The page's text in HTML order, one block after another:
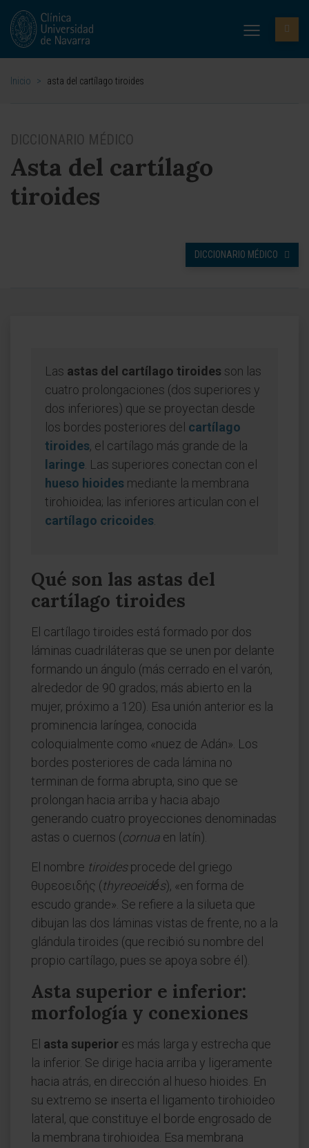
Inicio > asta del cartílago tiroides
DICCIONARIO MÉDICO
Asta del cartílago
tiroides
DICCIONARIO MÉDICO
Las astas del cartílago tiroides son las
cuatro prolongaciones (dos superiores y
dos inferiores) que se proyectan desde
los bordes posteriores del cartílago
tiroides, el cartílago más grande de la
laringe . Las superiores conectan con el
hueso hioides mediante la membrana
tirohioidea; las inferiores articulan con el
cartílago cricoides
Qué son las astas del
cartílago tiroides
El cartílago tiroides está formado por dos
láminas cuadriláteras que se unen por delante
formando un ángulo (más cerrado en el varón,
alrededor de 90 grados; más abierto en la
mujer, próximo a 120). Esa unión anterior es la
prominencia laríngea, conocida
coloquialmente como «nuez de Adán». Los
bordes posteriores de cada lámina no
terminan de forma abrupta, sino que se
prolongan hacia arriba y hacia abajo
generando cuatro proyecciones denominadas
astas o cuernos (cornua en latín).
El nombre tiroidesprocede del griego
θυρεοειδής (thyreoeidḗs), «en forma de
escudo grande». Se refiere a la silueta que
dibujan las dos láminas vistas de frente, no a la
glándula tiroides (que recibió su nombre del
propio cartílago, pues se apoya sobre él).
Asta superior e inferior:
morfología y conexiones
El asta superior es más larga y estrecha que
la inferior. Se dirige hacia arriba y ligeramente
hacia atrás, en dirección al hueso hioides. En
su extremo se inserta el ligamento tirohioideo
lateral, que constituye el borde engrosado de
la membrana tirohioidea. Esa membrana